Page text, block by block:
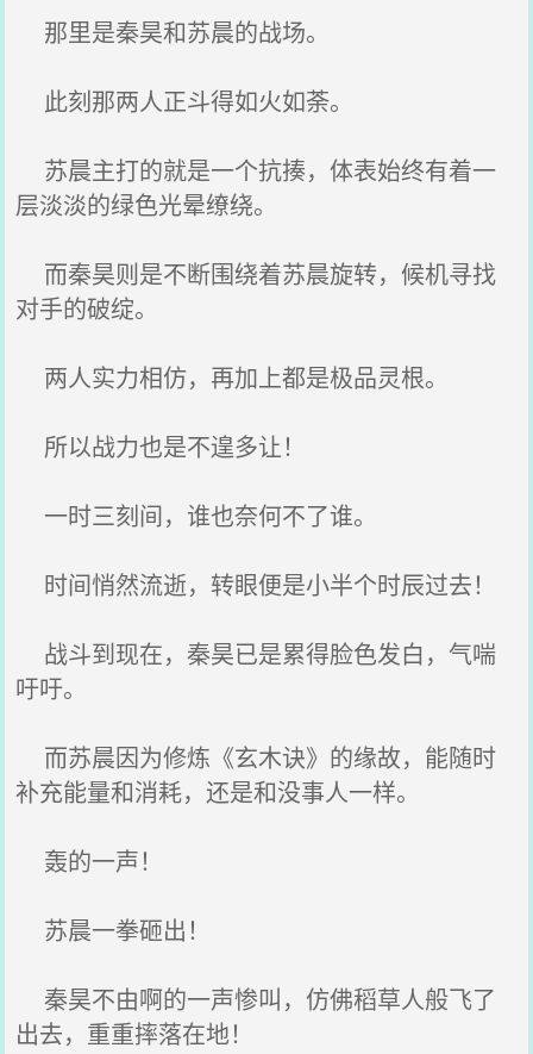
那里是秦昊和苏晨的战场。
此刻那两人正斗得如火如荼。
苏晨主打的就是一个抗揍，体表始终有着一
层淡淡的绿色光晕缭绕。
而秦昊则是不断围绕着苏晨旋转，候机寻找
对手的破绽。
两人实力相仿，再加上都是极品灵根。
所以战力也是不遑多让！
一时三刻间，谁也奈何不了谁。
时间悄然流逝，转眼便是小半个时辰过去！
战斗到现在，秦昊已是累得脸色发白，气喘
吁吁。
而苏晨因为修炼《玄木诀》的缘故，能随时
补充能量和消耗，还是和没事人一样。
轰的一声！
苏晨一拳砸出！
秦昊不由啊的一声惨叫，仿佛稻草人般飞了
出去，重重摔落在地！